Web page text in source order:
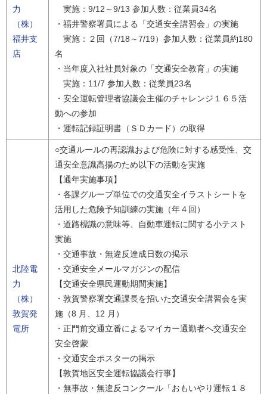
力
（株）
福井支
店
実施：9/12～9/13 参加人数：従業員34名
・福井警察署員による「交通安全講習会」の実施
実施：２回（7/18～7/19）参加人数：従業員約180
名
・当年度入社社員対象の「交通安全教育」の実施
実施：11/7 参加人数：従業員23名
・安全運転管理者協議会主催のチャレンジ１６５活
動への参加
・運転記録証明書（ＳＤカード）の取得
北陸電
力
（株）
敦賀発
電所
○交通ルールの再認識および危険に対する感受性、交
通安全意識高揚のため以下の活動を実施
【通年実施事項】
・各課グループ単位での交通安全イラストシートを
活用した危険予知訓練の実施（年４回）
・道路標識の意味等、自動車運転に関する小テスト
実施
・交通事故・無違反達成日数の掲示
・交通安全メールマガジンの配信
【交通安全県民運動期間実施】
・敦賀警察署交通課長を招いた交通安全講習会を実
施（8 月、12 月）
・正門前交通立番によるマイカー通勤者へ交通安全
安全啓蒙
・交通安全ポスターの掲示
【敦賀地区安全運転協議会行事】
・無事故・無違反コンクール「おもいやり運転１８